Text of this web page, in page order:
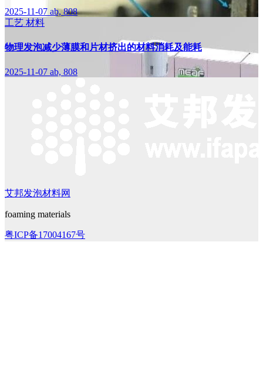
2025-11-07 ab, 808
工艺 材料
物理发泡减少薄膜和片材挤出的材料消耗及能耗
2025-11-07 ab, 808
艾邦发泡材料网
foaming materials
粤ICP备17004167号